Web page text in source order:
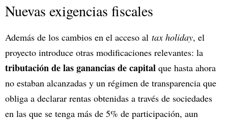
Nuevas exigencias fiscales
Además de los cambios en el acceso al tax holiday, el
proyecto introduce otras modificaciones relevantes: la
tributación de las ganancias de capital que hasta ahora
no estaban alcanzadas y un régimen de transparencia que
obliga a declarar rentas obtenidas a través de sociedades
en las que se tenga más de 5% de participación, aun